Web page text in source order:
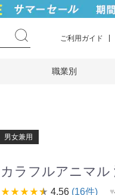
ご利用ガイド
職業別
男女兼用
カラフルアニマル
star_ratestar_ratestar_ratestar_ratestar_rate 4.56 (16件) ♥